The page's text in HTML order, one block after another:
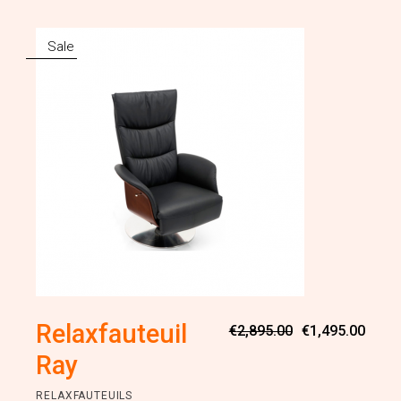
Sale
Relaxfauteuil
Ray
€2,895.00
prijs
€1,495.00
prijs
RELAXFAUTEUILS